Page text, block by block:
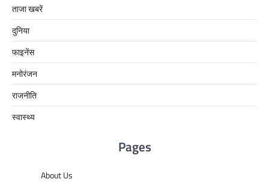
ताजा खबरें
दुनिया
फाइनेंस
मनोरंजन
राजनीति
स्वास्थ्य
Pages
About Us